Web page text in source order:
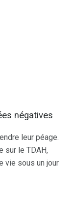
négatives
leur péage.
sur le TDAH,
vie sous un jour